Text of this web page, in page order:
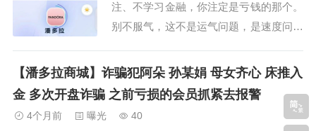
注、不学习金融，你注定是亏钱的那个。
别不服气，这不是运气问题，是速度问题
的速度。近期有粉丝向多多爆料，潘多拉
互助盘风险极高，所有人务必提高警惕！
该项目已运营三个月，会员仅六七百人。
如今互助盘大幅锐减，正是因为微信、支
【潘多拉商城】诈骗犯阿朵 孙某娟 母女齐心 床推入
金 多次开盘诈骗 之前亏损的会员抓紧去报警
4个月前 曝光 40